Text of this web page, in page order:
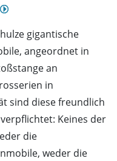
gigantische
angeordnet in
an
in
sind diese freundlich
Keines der
die
weder die